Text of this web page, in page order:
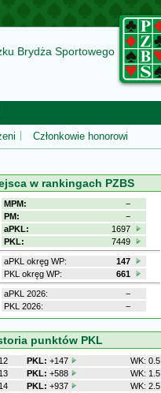
Brydża Sportowego
Członkowie honorowi
w rankingach PZBS
MPM:
−
PM:
−
aPKL:
1697
PKL:
7449
aPKL okręg WP:
147
PKL okręg WP:
661
aPKL 2026:
−
PKL 2026:
−
punktów PKL
PKL: +147
WK: 0.5
PKL: +588
WK: 1.5
PKL: +937
WK: 2.5